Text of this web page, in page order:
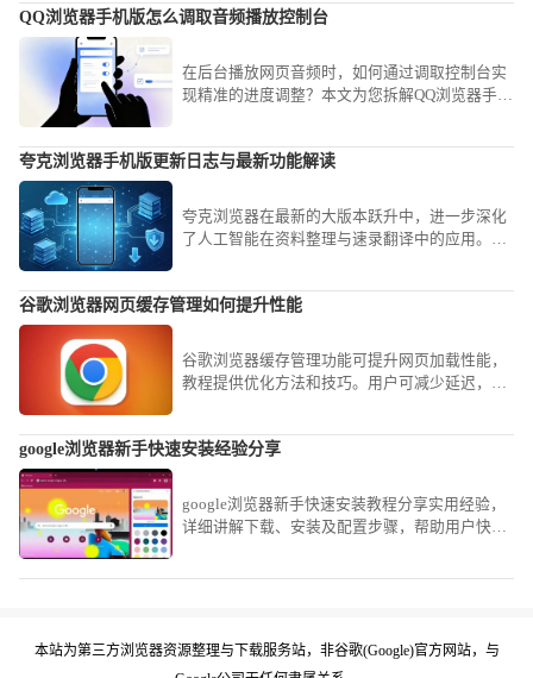
QQ浏览器手机版怎么调取音频播放控制台
在后台播放网页音频时，如何通过调取控制台实
现精准的进度调整？本文为您拆解QQ浏览器手机
夸克浏览器手机版更新日志与最新功能解读
夸克浏览器在最新的大版本跃升中，进一步深化
了人工智能在资料整理与速录翻译中的应用。我
带来的效率狂欢。
谷歌浏览器网页缓存管理如何提升性能
谷歌浏览器缓存管理功能可提升网页加载性能，
教程提供优化方法和技巧。用户可减少延迟，实
google浏览器新手快速安装经验分享
google浏览器新手快速安装教程分享实用经验，
详细讲解下载、安装及配置步骤，帮助用户快速
本站为第三方浏览器资源整理与下载服务站，非谷歌(Google)官方网站，与